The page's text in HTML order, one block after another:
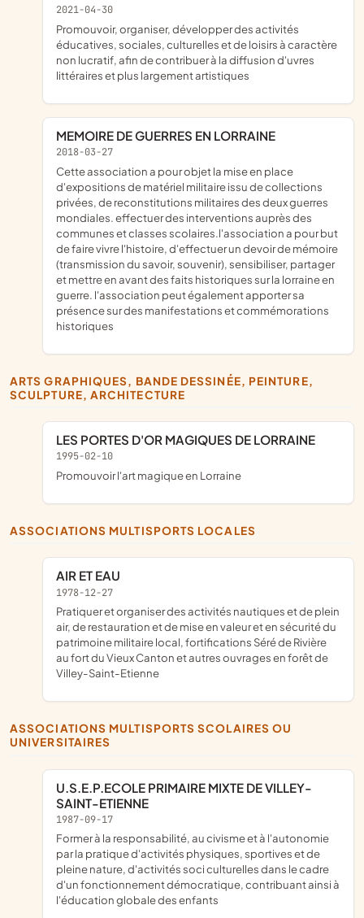
2021-04-30
promouvoir, organiser, développer des activités
éducatives, sociales, culturelles et de loisirs à caractère
non lucratif, afin de contribuer à la diffusion d'uvres
littéraires et plus largement artistiques
MEMOIRE DE GUERRES EN LORRAINE
2018-03-27
cette association a pour objet la mise en place
d'expositions de matériel militaire issu de collections
privées, de reconstitutions militaires des deux guerres
mondiales. effectuer des interventions auprès des
communes et classes scolaires.l'association a pour but
de faire vivre l'histoire, d'effectuer un devoir de mémoire
(transmission du savoir, souvenir), sensibiliser, partager
et mettre en avant des faits historiques sur la lorraine en
guerre. l'association peut également apporter sa
présence sur des manifestations et commémorations
historiques
ARTS GRAPHIQUES, BANDE DESSINÉE, PEINTURE,
SCULPTURE, ARCHITECTURE
LES PORTES D'OR MAGIQUES DE LORRAINE
1995-02-10
promouvoir l'art magique en Lorraine
ASSOCIATIONS MULTISPORTS LOCALES
AIR ET EAU
1978-12-27
pratiquer et organiser des activités nautiques et de plein
air, de restauration et de mise en valeur et en sécurité du
patrimoine militaire local, fortifications Séré de Rivière
au fort du Vieux Canton et autres ouvrages en forêt de
Villey-Saint-Etienne
ASSOCIATIONS MULTISPORTS SCOLAIRES OU
UNIVERSITAIRES
U.S.E.P.ECOLE PRIMAIRE MIXTE DE VILLEY-
SAINT-ETIENNE
1987-09-17
former à la responsabilité, au civisme et à l'autonomie
par la pratique d'activités physiques, sportives et de
pleine nature, d'activités soci culturelles dans le cadre
d'un fonctionnement démocratique, contribuant ainsi à
l'éducation globale des enfants